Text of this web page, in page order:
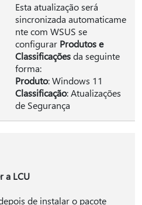
Esta atualização será
sincronizada automaticame
nte com WSUS se
configurar Produtos e
Classificaçõesda seguinte
forma:
Produto: Windows 11
Classificação: Atualizações
de Segurança
a LCU
de instalar o pacote